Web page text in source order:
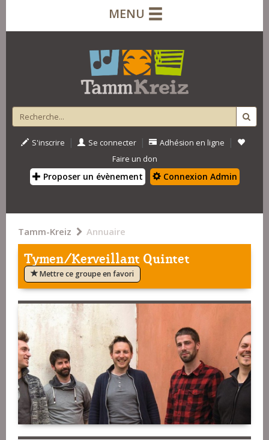
MENU
S'inscrire | Se connecter | Adhésion en ligne |
Faire un don
Proposer un évènement Connexion Admin
Tamm-Kreiz Annuaire
Tymen/Kerveillant Quintet
Mettre ce groupe en favori